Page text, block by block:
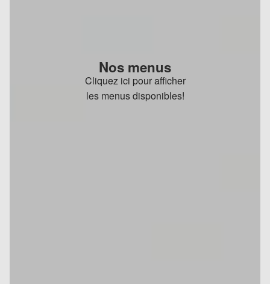
Nos menus
Cliquez ici pour afficher
les menus disponibles!